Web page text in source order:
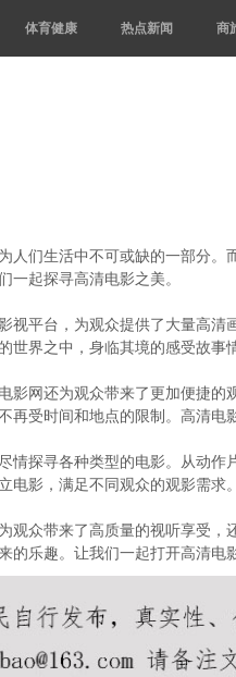
体育健康 热点新闻 商
人们生活中不可或缺的一部分。
一起探寻高清电影之美。
视平台，为观众提供了大量高
世界之中，身临其境的感受故事
影网还为观众带来了更加便捷
再受时间和地点的限制。高清电
情探寻各种类型的电影。从动
电影，满足不同观众的观影需求
观众带来了高质量的视听享受
的乐趣。让我们一起打开高清电